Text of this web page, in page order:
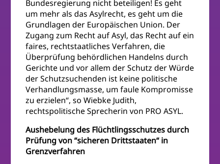
Bundesregierung nicht beteiligen! Es geht
um mehr als das Asylrecht, es geht um die
Grundlagen der Europäischen Union. Der
Zugang zum Recht auf Asyl, das Recht auf ein
faires, rechtstaatliches Verfahren, die
Überprüfung behördlichen Handelns durch
Gerichte und vor allem der Schutz der Würde
der Schutzsuchenden ist keine politische
Verhandlungsmasse, um faule Kompromisse
zu erzielen“, so Wiebke Judith,
rechtspolitische Sprecherin von PRO ASYL.
Aushebelung des Flüchtlingsschutzes durch
Prüfung von “sicheren Drittstaaten“ in
Grenzverfahren